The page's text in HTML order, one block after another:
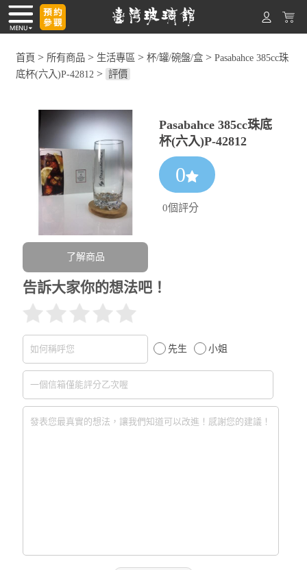
首頁 > 所有商品 > 生活專區 >杯/罐/碗盤/盒 >Pasabahce 385cc珠
底杯(六入)P-42812 > 評價
Pasabahce 385cc珠底
杯(六入)P-42812
0
0個評分
了解商品
告訴大家你的想法吧！
先生 小姐